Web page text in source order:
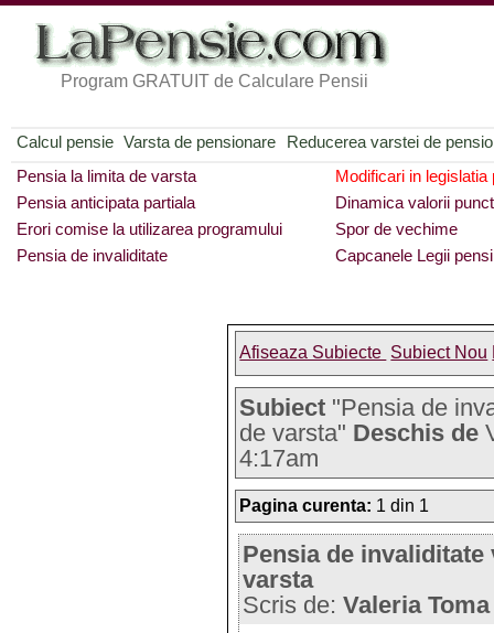
Program GRATUIT de Calculare Pensii
Calcul pensie Varsta de pensionare
Reducerea varstei de
Pensia la limita de varsta
Modificari in legislatia
Pensia anticipata partiala
Dinamica valorii
Erori comise la utilizarea programului
Spor de vechime
Pensia de invaliditate
Capcanele Legii
Afiseaza Subiecte Subiect Nou
Subiect "Pensia de
de varsta" Deschis de
4:17am
Pagina curenta: 1 din 1
Pensia de
varsta
Scris de:Valeria Toma